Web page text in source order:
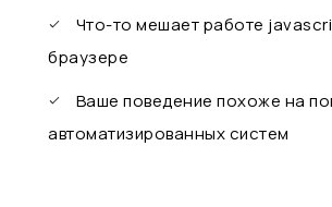
Что-то мешает работе
браузере
Ваше поведение похоже на
автоматизированных систем